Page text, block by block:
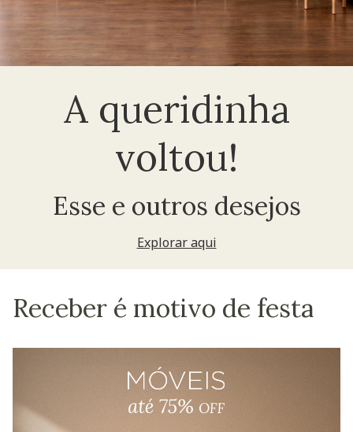
A queridinha
voltou!
Esse e outros desejos
Explorar aqui
Receber é motivo de festa